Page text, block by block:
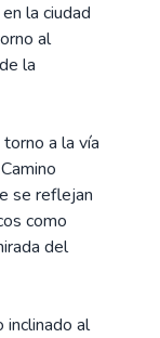
la ciudad
al
la
a la vía
se reflejan
como
del
al